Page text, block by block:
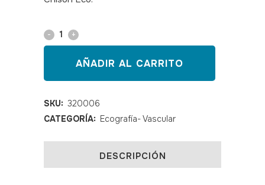
Sonda
3,5
MHz
para
ecógrafos
Chison
AÑADIR AL CARRITO
SKU: 320006
CATEGORÍA: Ecografía- Vascular
DESCRIPCIÓN